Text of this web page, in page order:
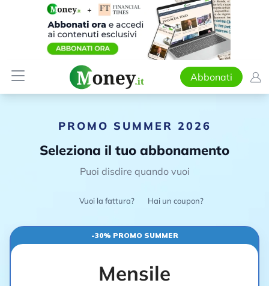
Abbonati
PROMO SUMMER 2026
Seleziona il tuo abbonamento
Puoi disdire quando vuoi
Vuoi la fattura? Hai un coupon?
-30% PROMO SUMMER
Mensile